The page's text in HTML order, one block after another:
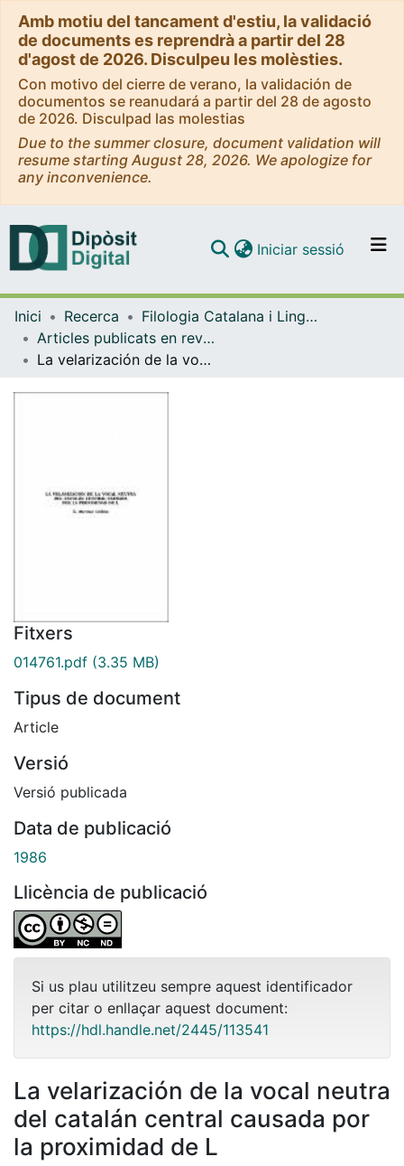
Amb motiu del tancament d'estiu, la validació
de documents es reprendrà a partir del 28
d'agost de 2026. Disculpeu les molèsties.
Con motivo del cierre de verano, la validación de
documentos se reanudará a partir del 28 de agosto
de 2026. Disculpad las molestias
Due to the summer closure, document validation will
resume starting August 28, 2026. We apologize for
any inconvenience.
Navega per tot el DD
Iniciar sessió (current)
Inici Recerca
Filologia Catalana i Lingüística General
Articles publicats en revistes (Filologia Catalana i Lingüística General)
La velarización de la vocal neutra del catalán central causada por la proximidad de L
Fitxers
014761.pdf (3.35 MB)
Tipus de document
Article
Versió
Versió publicada
Data de publicació
1986
Llicència de publicació
Si us plau utilitzeu sempre aquest identificador
per citar o enllaçar aquest document:
https://hdl.handle.net/2445/113541
La velarización de la vocal neutra
del catalán central causada por
la proximidad de L